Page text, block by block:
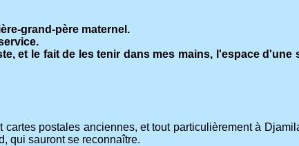
grand-père maternel.
et le fait de les tenir dans mes mains, l'espace
cartes postales anciennes, et tout particulièrement à
qui sauront se reconnaître.